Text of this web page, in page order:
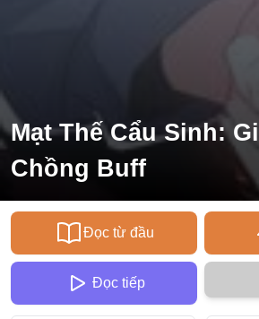
#Chiếm Hữu Mạnh Mẽ
Sports
Magic
Comic
#Ngược Tâm
Josei
Mạt Thế Cẩu Sinh:
Chồng Buff
Đọc từ đầu
Đọc tiếp